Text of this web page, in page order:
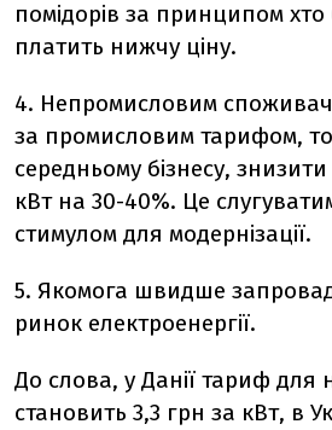
помідорів за принципом хто
платить нижчу ціну.
4. Непромисловим
за промисловим тарифом,
середньому бізнесу,
кВт на 30-40%. Це
стимулом для модернізації.
5. Якомога швидше
ринок електроенергії.
До слова, у Данії тариф для
становить 3,3 грн за кВт, в